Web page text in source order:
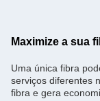
Maximize a sua
Uma única fibra
serviços diferentes
fibra e gera